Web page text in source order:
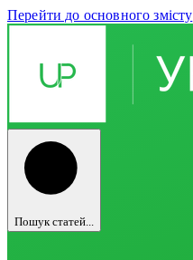
Перейти до основного змісту
Пошук статей...